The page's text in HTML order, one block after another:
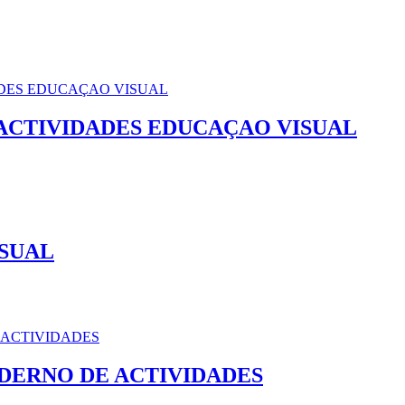
EDUCAÇAO VISUAL
DE ACTIVIDADES